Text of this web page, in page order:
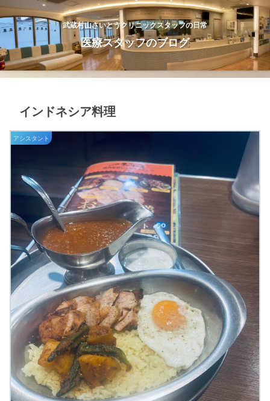
武蔵村山さいとうクリニックスタッフの日常
医療スタッフのブログ
インドネシア料理
アシスタント